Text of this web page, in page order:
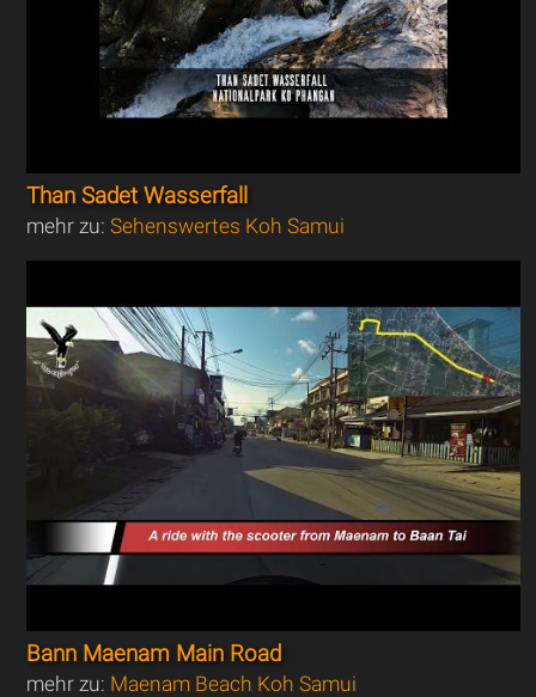
Than Sadet Wasserfall
mehr zu:Sehenswertes Koh Samui
Bann Maenam Main Road
mehr zu: Maenam Beach Koh Samui